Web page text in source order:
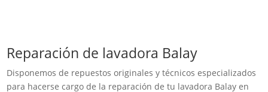
Reparación de lavadora Balay
Disponemos de repuestos originales y técnicos especializados
para hacerse cargo de la reparación de tu lavadora Balay en